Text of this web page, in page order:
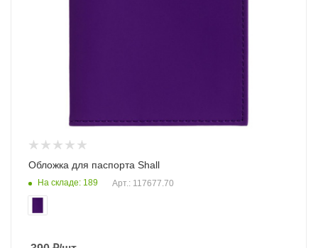
Обложка для паспорта Shall
На складе: 189 Арт.: 117677.70